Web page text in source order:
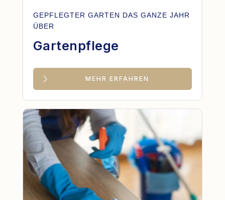
GEPFLEGTER GARTEN DAS GANZE JAHR
ÜBER
Gartenpflege
MEHR ERFAHREN